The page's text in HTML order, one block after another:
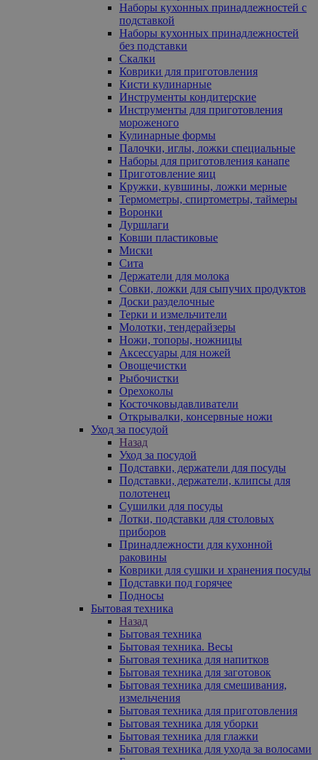
Наборы кухонных принадлежностей с
подставкой
Наборы кухонных принадлежностей
без подставки
Скалки
Коврики для приготовления
Кисти кулинарные
Инструменты кондитерские
Инструменты для приготовления
мороженого
Кулинарные формы
Палочки, иглы, ложки специальные
Наборы для приготовления канапе
Приготовление яиц
Кружки, кувшины, ложки мерные
Термометры, спиртометры, таймеры
Воронки
Дуршлаги
Ковши пластиковые
Миски
Сита
Держатели для молока
Совки, ложки для сыпучих продуктов
Доски разделочные
Терки и измельчители
Молотки, тендерайзеры
Ножи, топоры, ножницы
Аксессуары для ножей
Овощечистки
Рыбочистки
Орехоколы
Косточковыдавливатели
Открывалки, консервные ножи
Уход за посудой
Назад
Уход за посудой
Подставки, держатели для посуды
Подставки, держатели, клипсы для
полотенец
Сушилки для посуды
Лотки, подставки для столовых
приборов
Принадлежности для кухонной
раковины
Коврики для сушки и хранения посуды
Подставки под горячее
Подносы
Бытовая техника
Назад
Бытовая техника
Бытовая техника. Весы
Бытовая техника для напитков
Бытовая техника для заготовок
Бытовая техника для смешивания,
измельчения
Бытовая техника для приготовления
Бытовая техника для уборки
Бытовая техника для глажки
Бытовая техника для ухода за волосами